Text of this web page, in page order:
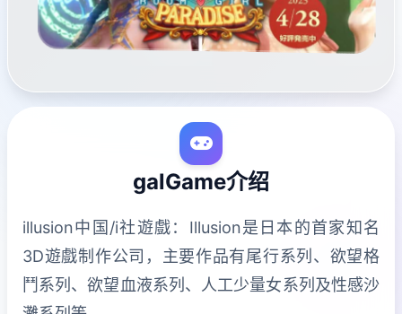
galGame介绍
illusion中国/i社遊戲：Illusion是日本的首家知名
3D遊戲制作公司，主要作品有尾行系列、欲望格
鬥系列、欲望血液系列、人工少量女系列及性感沙